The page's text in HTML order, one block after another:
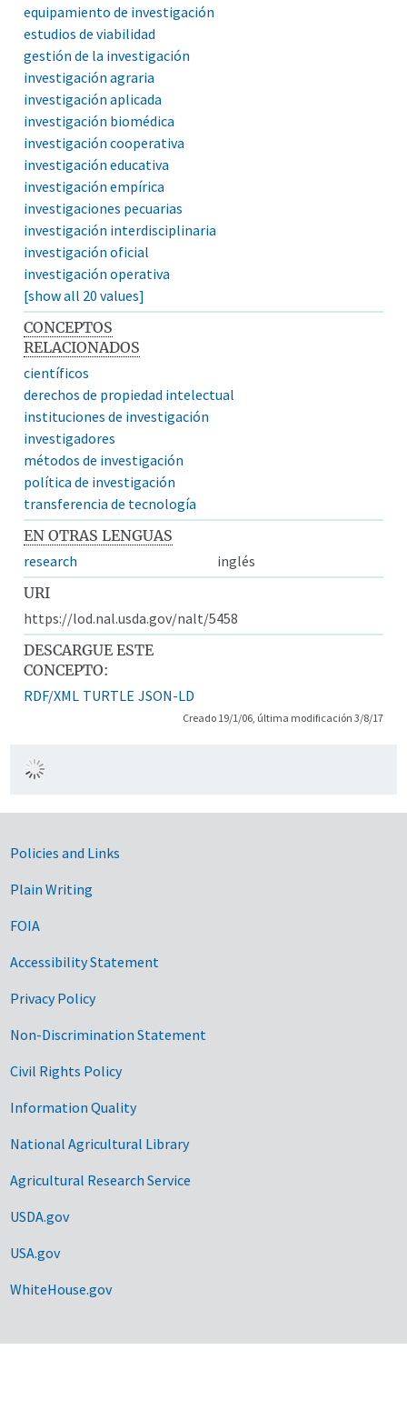
equipamiento de investigación
estudios de viabilidad
gestión de la investigación
investigación agraria
investigación aplicada
investigación biomédica
investigación cooperativa
investigación educativa
investigación empírica
investigaciones pecuarias
investigación interdisciplinaria
investigación oficial
investigación operativa
[show all 20 values]
CONCEPTOS
RELACIONADOS
científicos
derechos de propiedad intelectual
instituciones de investigación
investigadores
métodos de investigación
política de investigación
transferencia de tecnología
EN OTRAS LENGUAS
research
inglés
URI
https://lod.nal.usda.gov/nalt/5458
DESCARGUE ESTE
CONCEPTO:
RDF/XML TURTLE JSON-LD
Creado 19/1/06, última modificación 3/8/17
Government Links
Policies and Links
Plain Writing
FOIA
Accessibility Statement
Privacy Policy
Non-Discrimination Statement
Civil Rights Policy
Information Quality
National Agricultural Library
Agricultural Research Service
USDA.gov
USA.gov
WhiteHouse.gov